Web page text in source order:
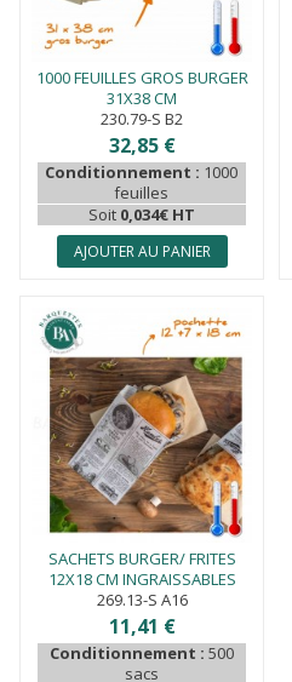
1000 FEUILLES GROS BURGER
31X38 CM
230.79-S B2
32,85 €
Conditionnement : 1000
feuilles
Soit 0,034€ HT
AJOUTER AU PANIER
SACHETS BURGER/ FRITES
12X18 CM INGRAISSABLES
269.13-S A16
11,41 €
Conditionnement : 500
sacs